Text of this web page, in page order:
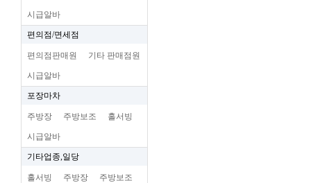
시급알바
편의점/면세점
편의점판매원 기타 판매점원
시급알바
포장마차
주방장 주방보조 홀서빙
시급알바
기타업종,일당
홀서빙 주방장 주방보조